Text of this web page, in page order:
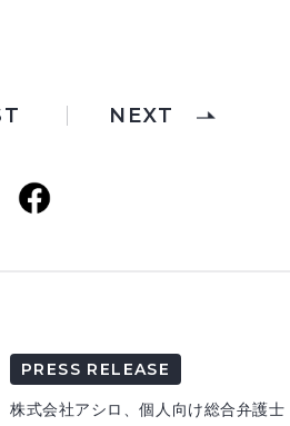
NEXT
PRESS RELEASE
株式会社アシロ、個人向け総合弁護士